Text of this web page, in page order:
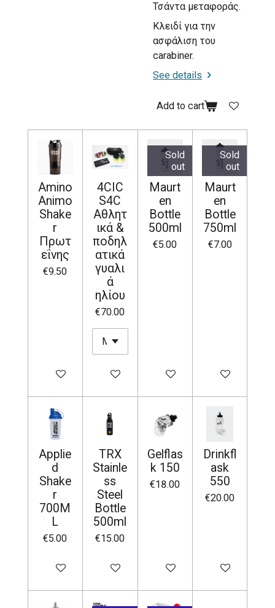
Τσάντα μεταφοράς.
Κλειδί για την
ασφάλιση του
carabiner.
See details
Add to cart
Amino
Animo
Shake
r
Πρωτ
εΐνης
€9.50
Add to cart
4CIC
S4C
Αθλητ
ικά &
ποδηλ
ατικά
γυαλι
ά
ηλίου
€70.00
Add to cart
Sold
out
Maurt
en
Bottle
500ml
€5.00
Notify me when available
Sold
out
Maurt
en
Bottle
750ml
€7.00
Notify me
Applie
d
Shake
r
700M
L
€5.00
Add to cart
TRX
Stainle
ss
Steel
Bottle
500ml
€15.00
Add to cart
Gelflas
k 150
€18.00
Add to cart
Drinkfl
ask
550
€20.00
Add to cart